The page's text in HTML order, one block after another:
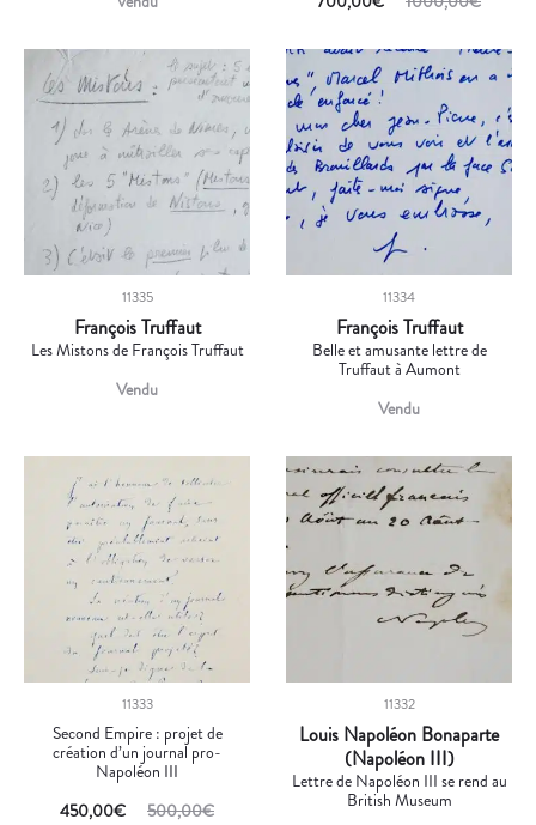
11335
François Truffaut
Les Mistons de François Truffaut
Vendu
11334
François Truffaut
Belle et amusante lettre de
Truffaut à Aumont
Vendu
11333
Second Empire : projet de
création d’un journal pro-
Napoléon III
500,00€
450,00€
11332
Louis Napoléon Bonaparte
(Napoléon III)
Lettre de Napoléon III se rend au
British Museum